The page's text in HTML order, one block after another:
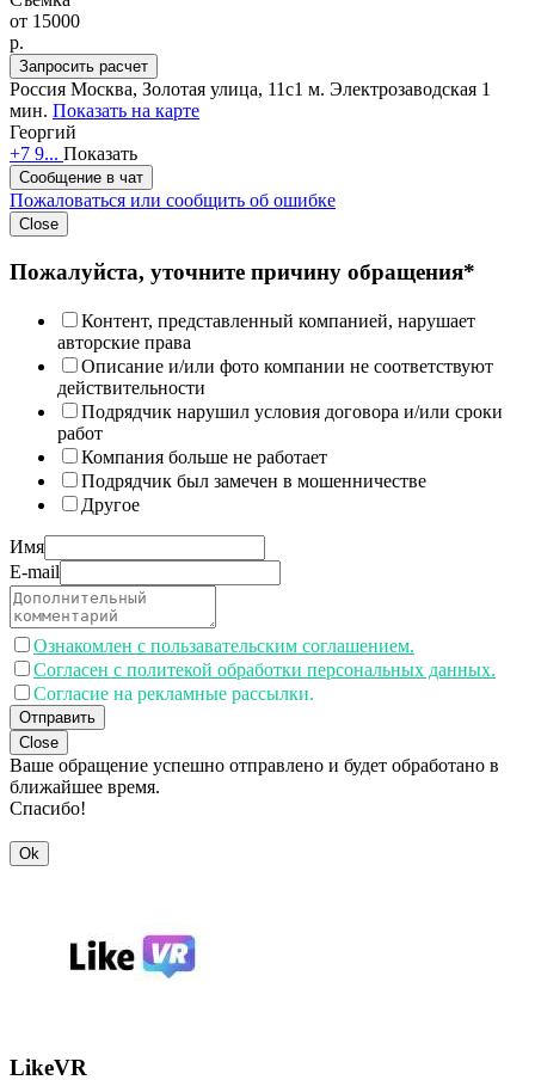
от 15000
p.
Запросить расчет
Россия Москва, Золотая улица, 11с1 м. Электрозаводская 1
мин. Показать на карте
Георгий
+7 9... Показать
Сообщение в чат
Пожаловаться или сообщить об ошибке
Close
Пожалуйста, уточните причину обращения*
Контент, представленный компанией, нарушает
авторские права
Описание и/или фото компании не соответствуют
действительности
Подрядчик нарушил условия договора и/или сроки
работ
Компания больше не работает
Подрядчик был замечен в мошенничестве
Другое
Имя
E-mail
Ознакомлен с пользавательским соглашением.
Согласен с политекой обработки персональных данных.
Согласие на рекламные рассылки.
Отправить
Close
Ваше обращение успешно отправлено и будет обработано в
ближайшее время.
Спасибо!
Ok
LikeVR